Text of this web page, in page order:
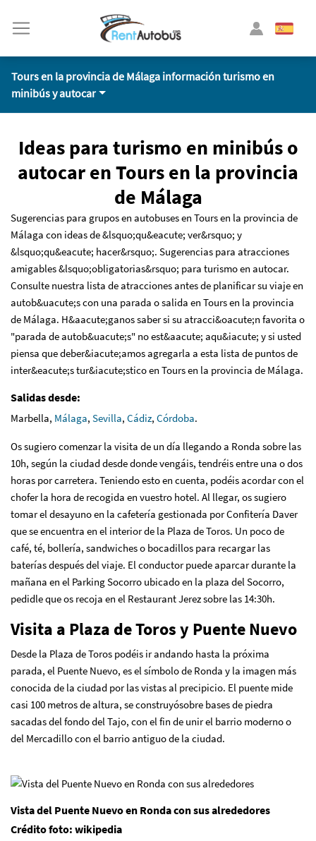
Tours en la provincia de Málaga información turismo en
minibús y autocar
Ideas para turismo en minibús o
autocar en Tours en la provincia
de Málaga
Sugerencias para grupos en autobuses en Tours en la provincia de
Málaga con ideas de &lsquo;qu&eacute; ver&rsquo; y
&lsquo;qu&eacute; hacer&rsquo;. Sugerencias para atracciones
amigables &lsquo;obligatorias&rsquo; para turismo en autocar.
Consulte nuestra lista de atracciones antes de planificar su viaje en
autob&uacute;s con una parada o salida en Tours en la provincia
de Málaga. H&aacute;ganos saber si su atracci&oacute;n favorita o
"parada de autob&uacute;s" no est&aacute; aqu&iacute; y si usted
piensa que deber&iacute;amos agregarla a esta lista de puntos de
inter&eacute;s tur&iacute;stico en Tours en la provincia de Málaga.
Salidas desde:
Marbella, Málaga, Sevilla, Cádiz, Córdoba.
Os sugiero comenzar la visita de un día llegando a Ronda sobre las
10h, según la ciudad desde donde vengáis, tendréis entre una o dos
horas por carretera. Teniendo esto en cuenta, podéis acordar con el
chofer la hora de recogida en vuestro hotel. Al llegar, os sugiero
tomar el desayuno en la cafetería gestionada por Confitería Daver
que se encuentra en el interior de la Plaza de Toros. Un poco de
café, té, bollería, sandwiches o bocadillos para recargar las
baterías después del viaje. El conductor puede aparcar durante la
mañana en el Parking Socorro ubicado en la plaza del Socorro,
pedidle que os recoja en el Restaurant Jerez sobre las 14:30h.
Visita a Plaza de Toros y Puente Nuevo
Desde la Plaza de Toros podéis ir andando hasta la próxima
parada, el Puente Nuevo, es el símbolo de Ronda y la imagen más
conocida de la ciudad por las vistas al precipicio. El puente mide
casi 100 metros de altura, se construyósobre bases de piedra
sacadas del fondo del Tajo, con el fin de unir el barrio moderno o
del Mercadillo con el barrio antiguo de la ciudad.
Vista del Puente Nuevo en Ronda con sus alrededores
Crédito foto: wikipedia